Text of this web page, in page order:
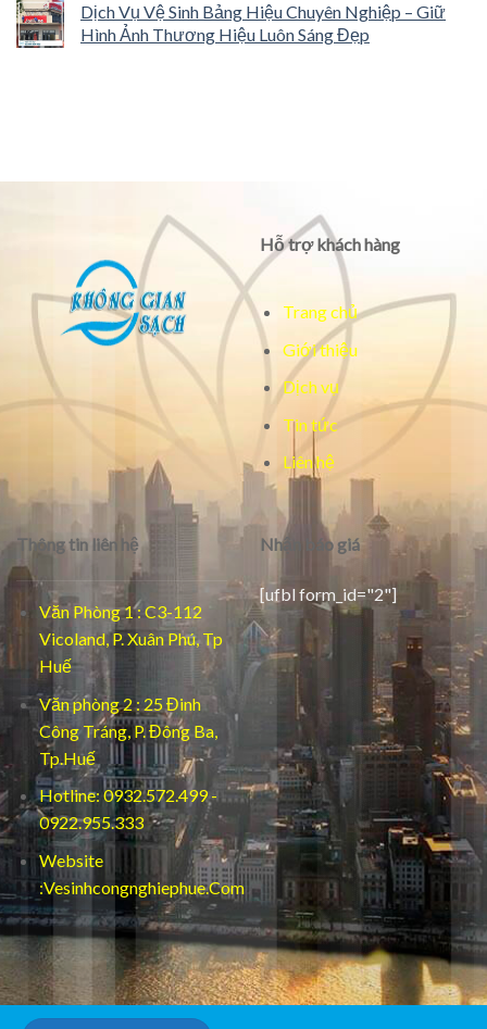
Dịch Vụ Vệ Sinh Bảng Hiệu Chuyên Nghiệp – Giữ
Hình Ảnh Thương Hiệu Luôn Sáng Đẹp
Hỗ trợ khách hàng
Trang chủ
Giới thiệu
Dịch vụ
Tin tức
Liên hệ
Thông tin liên hệ
Văn Phòng 1 : C3-112
Vicoland, P. Xuân Phú, Tp
Huế
Văn phòng 2 : 25 Đinh
Công Tráng, P. Đông Ba,
Tp.Huế
Hotline: 0932.572.499 -
0922.955.333
Website
:Vesinhcongnghiephue.Com
Nhận báo giá
[ufbl form_id="2"]